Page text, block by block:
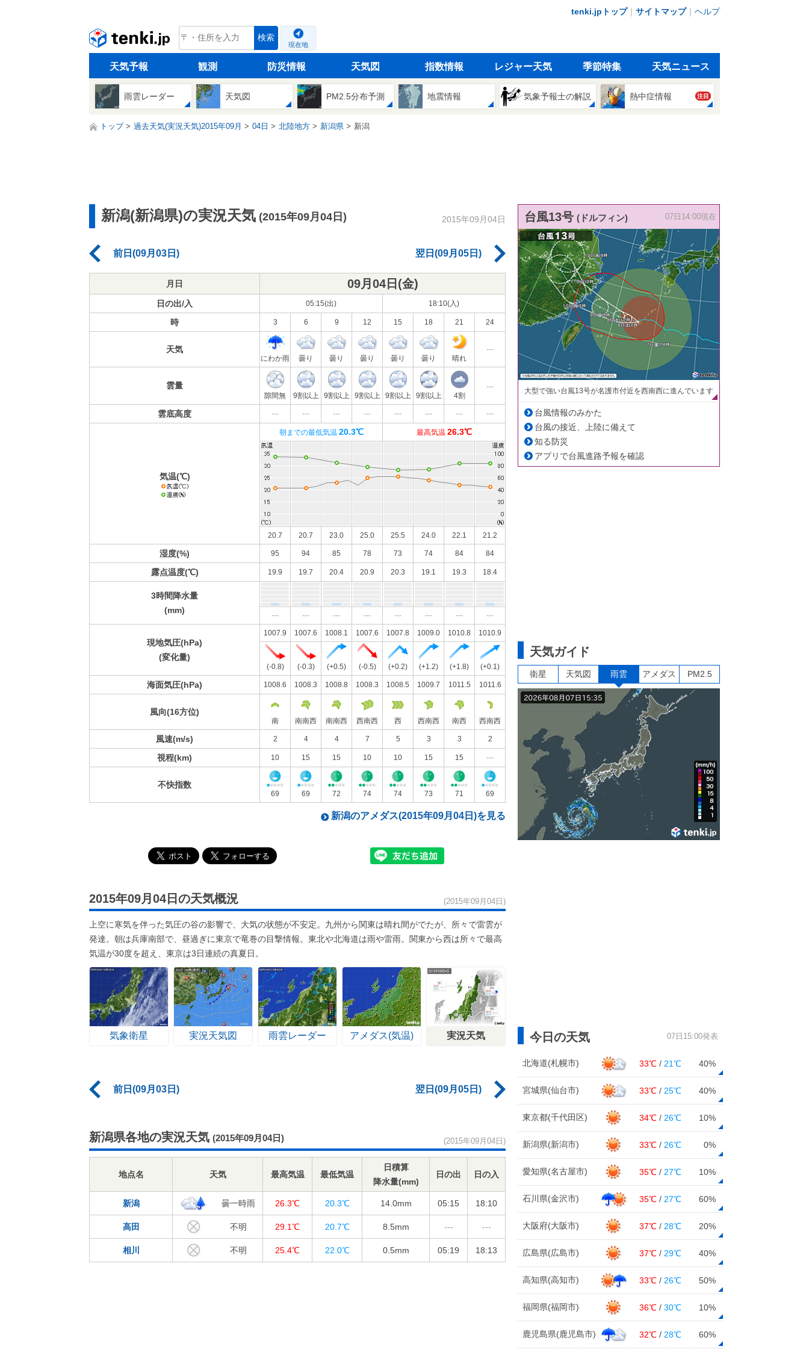
tenki.jpトップ｜ サイトマップ｜ ヘルプ
tenki.jp 検索
現在地
天気予報 観測 防災情報 天気図 指数情報 レジャー天気 季節特集 天気ニュース
雨雲レーダー 天気図 PM2.5分布予測 地震情報 気象予報士の解説 熱中症情報 注目
トップ 過去天気(実況天気)2015年09月 04日 北陸地方 新潟県 新潟
新潟(新潟県)の実況天気 (2015年09月04日) 2015年09月04日
前日(09月03日) 翌日(09月05日)
月日 09月04日(金)
日の出/入 05:15(出) 18:10(入)
時 3 6 9 12 15 18 21 24
天気
にわか雨 曇り 曇り 曇り 曇り 曇り 晴れ
---
雲量
隙間無 9割以上 9割以上 9割以上 9割以上 9割以上 4割
---
雲底高度 --- --- --- --- --- --- --- ---
気温(℃)
朝までの最低気温 20.3℃ 最高気温 26.3℃
20.7 20.7 23.0 25.0 25.5 24.0 22.1 21.2
湿度(%) 95 94 85 78 73 74 84 84
露点温度(℃) 19.9 19.7 20.4 20.9 20.3 19.1 19.3 18.4
3時間降水量
(mm)
--- --- --- --- --- --- --- ---
現地気圧(hPa)
(変化量)
1007.9 1007.6 1008.1 1007.6 1007.8 1009.0 1010.8 1010.9
(-0.8) (-0.3) (+0.5) (-0.5) (+0.2) (+1.2) (+1.8) (+0.1)
海面気圧(hPa) 1008.6 1008.3 1008.8 1008.3 1008.5 1009.7 1011.5 1011.6
風向(16方位)
南 南南西 南南西 西南西 西 西南西 南西 西南西
風速(m/s) 2 4 4 7 5 3 3 2
視程(km) 10 15 15 10 10 15 15 ---
不快指数
69 69 72 74 74 73 71 69
新潟のアメダス(2015年09月04日)を見る
2015年09月04日の天気概況 (2015年09月04日)
上空に寒気を伴った気圧の谷の影響で、大気の状態が不安定。九州から関東は晴れ間がでたが、所々で雷雲が
発達。朝は兵庫南部で、昼過ぎに東京で竜巻の目撃情報。東北や北海道は雨や雷雨。関東から西は所々で最高
気温が30度を超え、東京は3日連続の真夏日。
気象衛星 実況天気図 雨雲レーダー アメダス(気温) 実況天気
前日(09月03日) 翌日(09月05日)
新潟県各地の実況天気 (2015年09月04日) (2015年09月04日)
地点名 天気 最高気温 最低気温
日積算
降水量(mm)
日の出 日の入
新潟 曇一時雨 26.3℃ 20.3℃ 14.0mm 05:15 18:10
高田 不明 29.1℃ 20.7℃ 8.5mm --- ---
相川 不明 25.4℃ 22.0℃ 0.5mm 05:19 18:13
台風13号 (ドルフィン) 07日14:00現在
大型で強い台風13号が名護市付近を西南西に進んでいます
台風情報のみかた
台風の接近、上陸に備えて
知る防災
アプリで台風進路予報を確認
天気ガイド
衛星 天気図 雨雲 アメダス PM2.5
今日の天気 07日15:00発表
北海道(札幌市) 33℃ / 21℃ 40%
宮城県(仙台市) 33℃ / 25℃ 40%
東京都(千代田区) 34℃ / 26℃ 10%
新潟県(新潟市) 33℃ / 26℃ 0%
愛知県(名古屋市) 35℃ / 27℃ 10%
石川県(金沢市) 35℃ / 27℃ 60%
大阪府(大阪市) 37℃ / 28℃ 20%
広島県(広島市) 37℃ / 29℃ 40%
高知県(高知市) 33℃ / 26℃ 50%
福岡県(福岡市) 36℃ /30℃ 10%
鹿児島県(鹿児島市) 32℃ / 28℃ 60%